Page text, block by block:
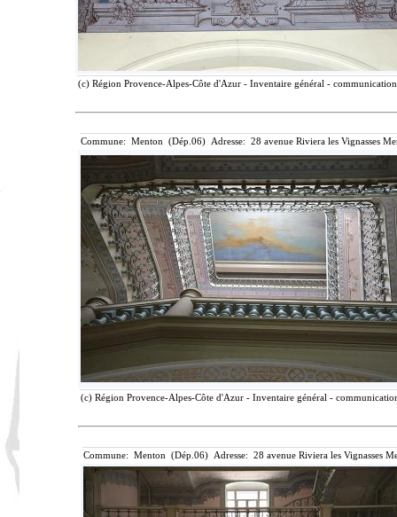
(c) Région Provence-Alpes-Côte d'Azur - Inventaire général -
Commune: Menton (Dép.06) Adresse: 28 avenue Riviera les Vignasses
(c) Région Provence-Alpes-Côte d'Azur - Inventaire général -
Commune: Menton (Dép.06) Adresse: 28 avenue Riviera les Vignasses